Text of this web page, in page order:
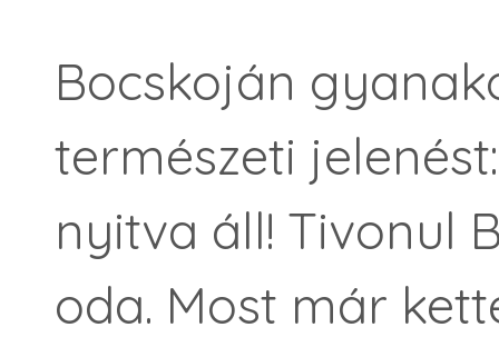
Bocskoján
természeti
nyitva áll! Tivonul
oda. Most már